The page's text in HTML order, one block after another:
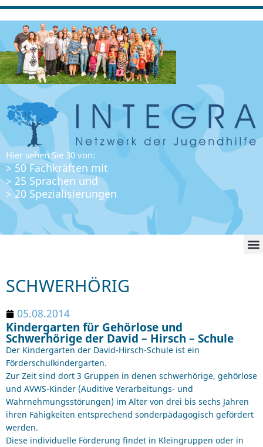
Hier sehen Sie 30 von:
> 50 Fachkräften mit
> 25 Sprachen und
> 20 Spezialisierungen
SCHWERHÖRIG
05.08.2014
Kindergarten für Gehörlose und
Schwerhörige der David – Hirsch – Schule
Der Kindergarten der David-Hirsch-Schule ist ein
Förderschulkindergarten.
Zur Zeit sind dort 3 Gruppen in denen schwerhörige, gehörlose
und AVWS-Kinder (Auditive Verarbeitungs- und
Wahrnehmungsstörungen) im Alter von drei bis sechs Jahren
ihren Fähigkeiten entsprechend sonderpädagogisch gefördert
werden.
Diese individuelle Förderung findet in Kleingruppen oder in